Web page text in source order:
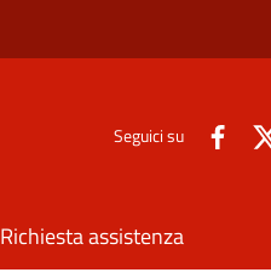
Seguici su
Richiesta assistenza